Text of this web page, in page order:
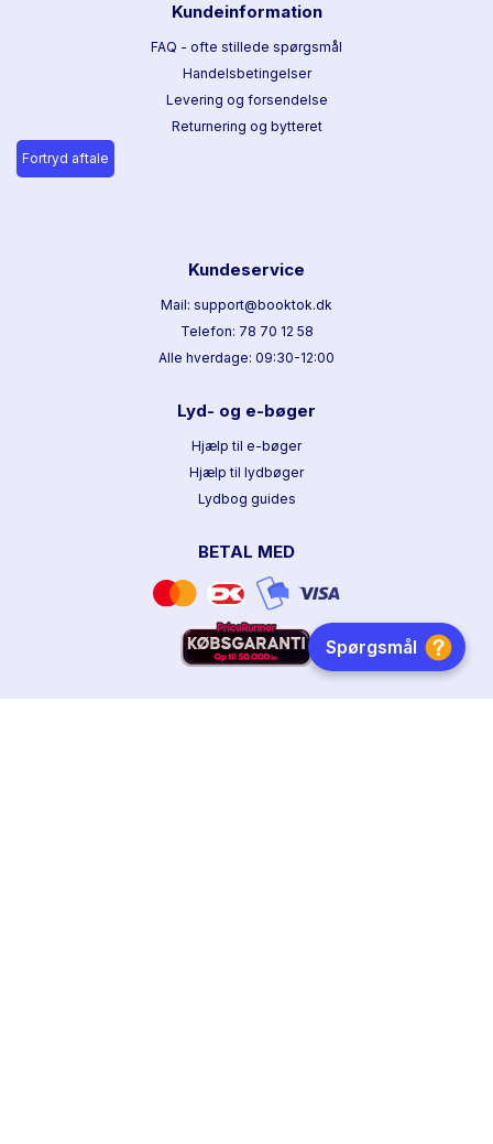
Kundeinformation
FAQ - ofte stillede spørgsmål
Handelsbetingelser
Levering og forsendelse
Returnering og bytteret
Fortryd aftale
Kundeservice
Mail: support@booktok.dk
Telefon: 78 70 12 58
Alle hverdage: 09:30-12:00
Lyd- og e-bøger
Hjælp til e-bøger
Hjælp til lydbøger
Lydbog guides
BETAL MED